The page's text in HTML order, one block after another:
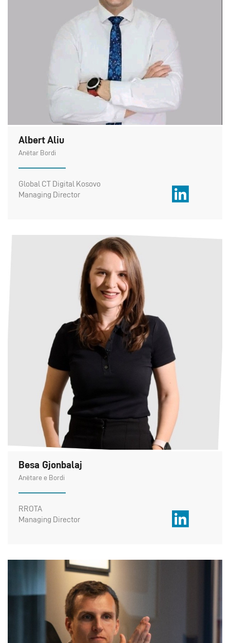
Albert Aliu
Anëtar Bordi
Global CT Digital Kosovo
Managing Director
Besa Gjonbalaj
Anëtare e Bordi
RROTA
Managing Director